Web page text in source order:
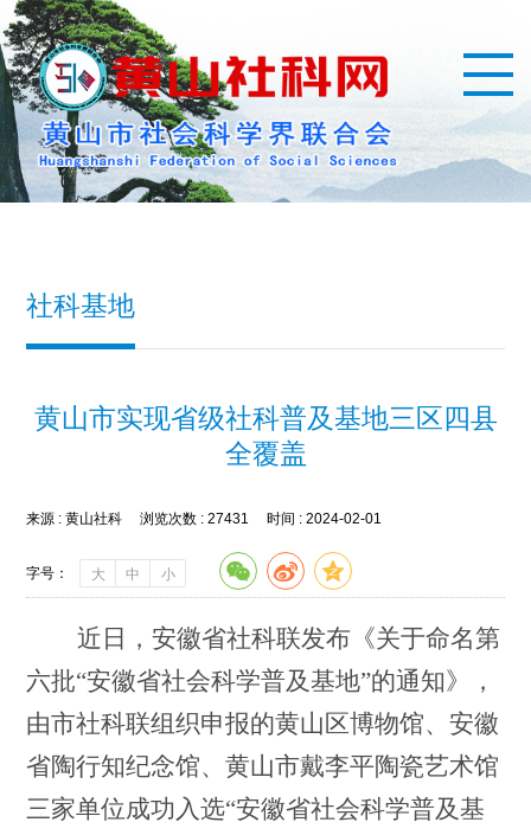
社科基地
黄山市实现省级社科普及基地三区四县
全覆盖
来源 :黄山社科 浏览次数 :27431 时间 :2024-02-01
字号： 大 中 小
近日，安徽省社科联发布《关于命名第
六批“安徽省社会科学普及基地”的通知》，
由市社科联组织申报的黄山区博物馆、安徽
省陶行知纪念馆、黄山市戴李平陶瓷艺术馆
三家单位成功入选“安徽省社会科学普及基